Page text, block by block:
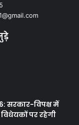
सरकार-विपक्ष में
पर रहेगी